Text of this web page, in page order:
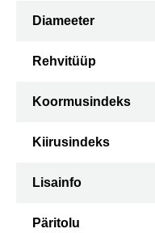
Diameeter
Rehvitüüp
Koormusindeks
Kiirusindeks
Lisainfo
Päritolu